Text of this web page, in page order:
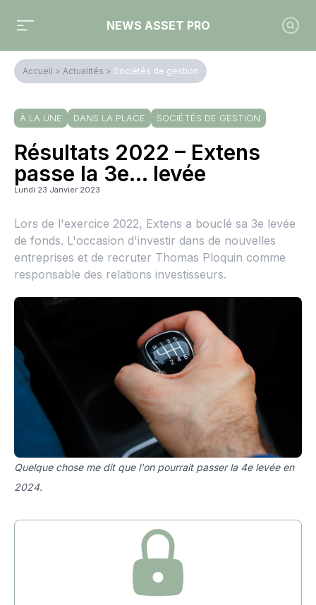
NEWS ASSET PRO
Accueil > Actualités > Sociétés de gestion
À LA UNE DANS LA PLACE SOCIÉTÉS DE GESTION
Résultats 2022 – Extens
passe la 3e... levée
Lundi 23 Janvier 2023
Lors de l'exercice 2022, Extens a bouclé sa 3e levée
de fonds. L'occasion d'investir dans de nouvelles
entreprises et de recruter Thomas Ploquin comme
responsable des relations investisseurs.
Quelque chose me dit que l'on pourrait passer la 4e levée en
2024.